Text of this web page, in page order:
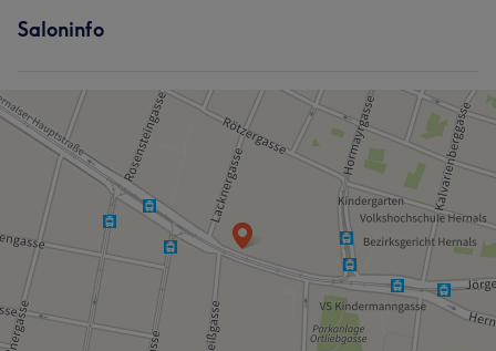
Saloninfo